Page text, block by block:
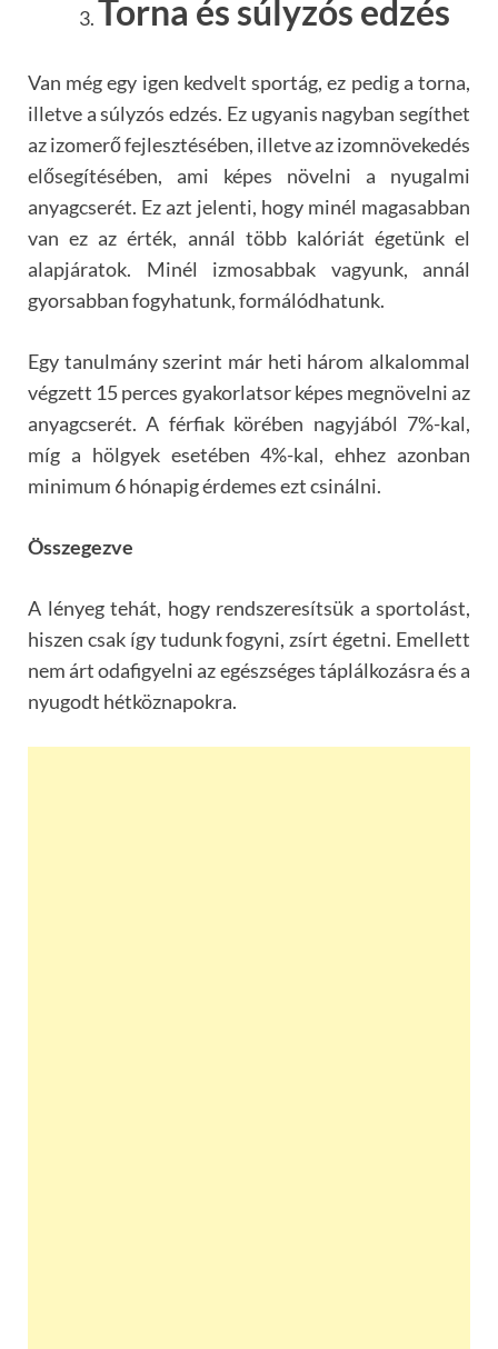
Torna és súlyzós edzés
Van még egy igen kedvelt sportág, ez pedig a torna,
illetve a súlyzós edzés. Ez ugyanis nagyban segíthet
az izomerő fejlesztésében, illetve az izomnövekedés
elősegítésében, ami képes növelni a nyugalmi
anyagcserét. Ez azt jelenti, hogy minél magasabban
van ez az érték, annál több kalóriát égetünk el
alapjáratok. Minél izmosabbak vagyunk, annál
gyorsabban fogyhatunk, formálódhatunk.
Egy tanulmány szerint már heti három alkalommal
végzett 15 perces gyakorlatsor képes megnövelni az
anyagcserét. A férfiak körében nagyjából 7%-kal,
míg a hölgyek esetében 4%-kal, ehhez azonban
minimum 6 hónapig érdemes ezt csinálni.
Összegezve
A lényeg tehát, hogy rendszeresítsük a sportolást,
hiszen csak így tudunk fogyni, zsírt égetni. Emellett
nem árt odafigyelni az egészséges táplálkozásra és a
nyugodt hétköznapokra.